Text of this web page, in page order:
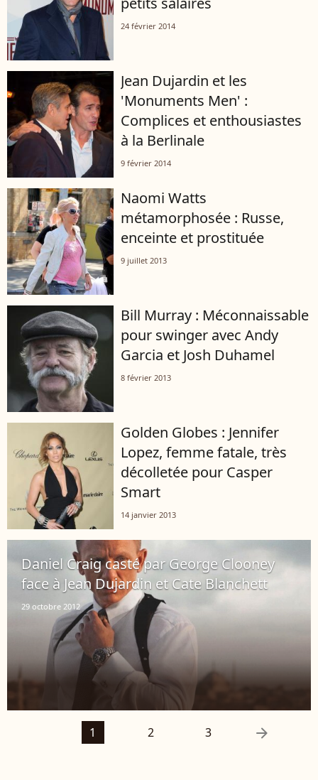
24 février 2014
Jean Dujardin et les
'Monuments Men' :
Complices et enthousiastes
à la Berlinale
9 février 2014
Naomi Watts
métamorphosée : Russe,
enceinte et prostituée
9 juillet 2013
Bill Murray : Méconnaissable
pour swinger avec Andy
Garcia et Josh Duhamel
8 février 2013
Golden Globes : Jennifer
Lopez, femme fatale, très
décolletée pour Casper
Smart
14 janvier 2013
Daniel Craig casté par George Clooney
face à Jean Dujardin et Cate Blanchett
29 octobre 2012
1 2 3 arrow_right